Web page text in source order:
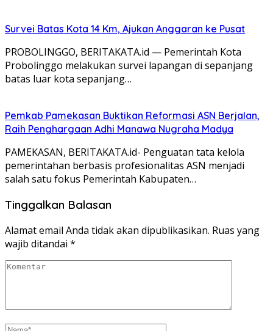
Survei Batas Kota 14 Km, Ajukan Anggaran ke Pusat
PROBOLINGGO, BERITAKATA.id — Pemerintah Kota
Probolinggo melakukan survei lapangan di sepanjang
batas luar kota sepanjang…
Pemkab Pamekasan Buktikan Reformasi ASN Berjalan,
Raih Penghargaan Adhi Manawa Nugraha Madya
PAMEKASAN, BERITAKATA.id- Penguatan tata kelola
pemerintahan berbasis profesionalitas ASN menjadi
salah satu fokus Pemerintah Kabupaten…
Tinggalkan Balasan
Alamat email Anda tidak akan dipublikasikan. Ruas yang
wajib ditandai *